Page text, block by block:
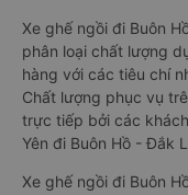
Xe ghế ngồi đi Buôn
phân loại chất lượng
hàng với các tiêu chí
Chất lượng phục vụ
trực tiếp bởi các
Yên đi Buôn Hồ - Đắk
Xe ghế ngồi đi Buôn